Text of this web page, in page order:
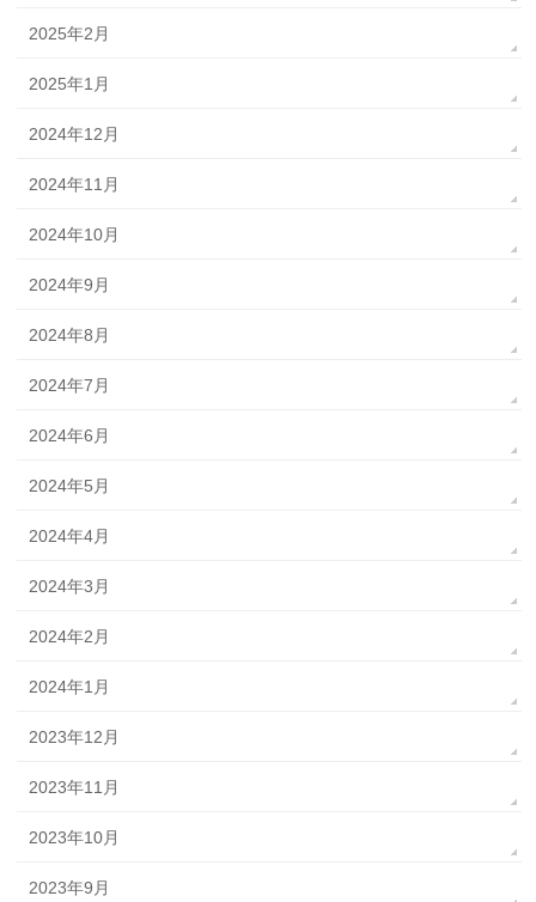
2025年2月
2025年1月
2024年12月
2024年11月
2024年10月
2024年9月
2024年8月
2024年7月
2024年6月
2024年5月
2024年4月
2024年3月
2024年2月
2024年1月
2023年12月
2023年11月
2023年10月
2023年9月